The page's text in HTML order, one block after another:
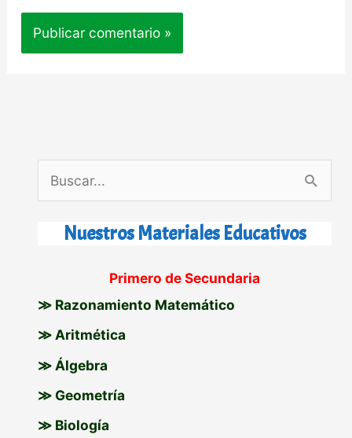
u
r
p
o
Nuestros Materiales Educativos
Primero de Secundaria
≫ Razonamiento Matemático
≫ Aritmética
≫ Álgebra
≫ Geometría
≫ Biología